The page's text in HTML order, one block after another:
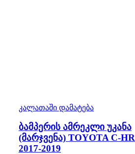
კალათაში დამატება
ბამპერის ამრეკლი უკანა
(მარჯვენა) TOYOTA C-HR
2017-2019